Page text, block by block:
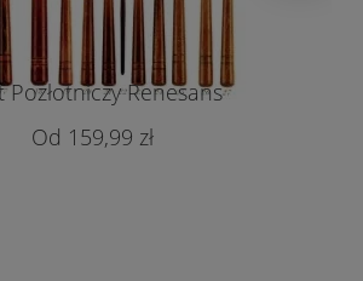
Pozłotniczy Renesans
159,99 zł